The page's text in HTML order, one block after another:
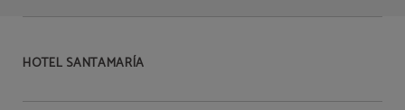
HOTEL SANTAMARÍA